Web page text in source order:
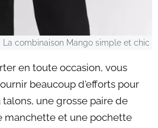
La combinaison Mango simple et chic
en toute occasion, vous
beaucoup d'efforts pour
talons, une grosse paire de
manchette et une pochette